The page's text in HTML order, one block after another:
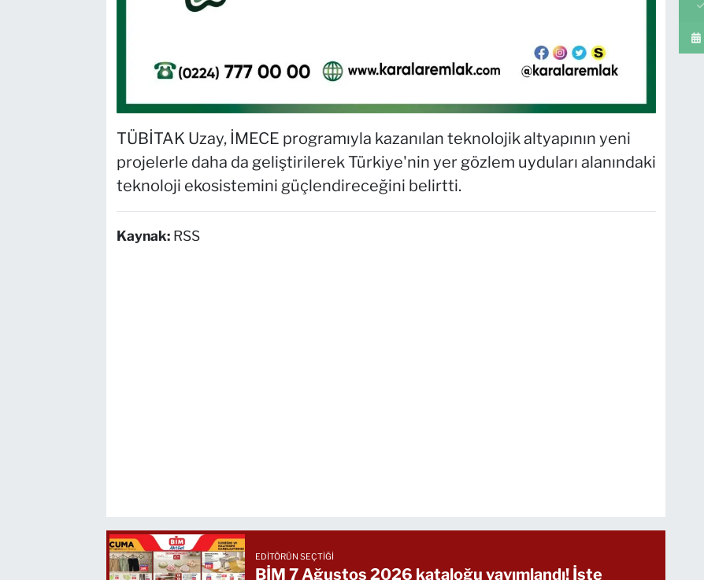
TÜBİTAK Uzay, İMECE programıyla kazanılan teknolojik altyapının yeni
projelerle daha da geliştirilerek Türkiye'nin yer gözlem uyduları alanındaki
teknoloji ekosistemini güçlendireceğini belirtti.
Kaynak: RSS
EDITÖRÜN SEÇTIĞI
BİM 7 Ağustos 2026 kataloğu yayımlandı! İşte